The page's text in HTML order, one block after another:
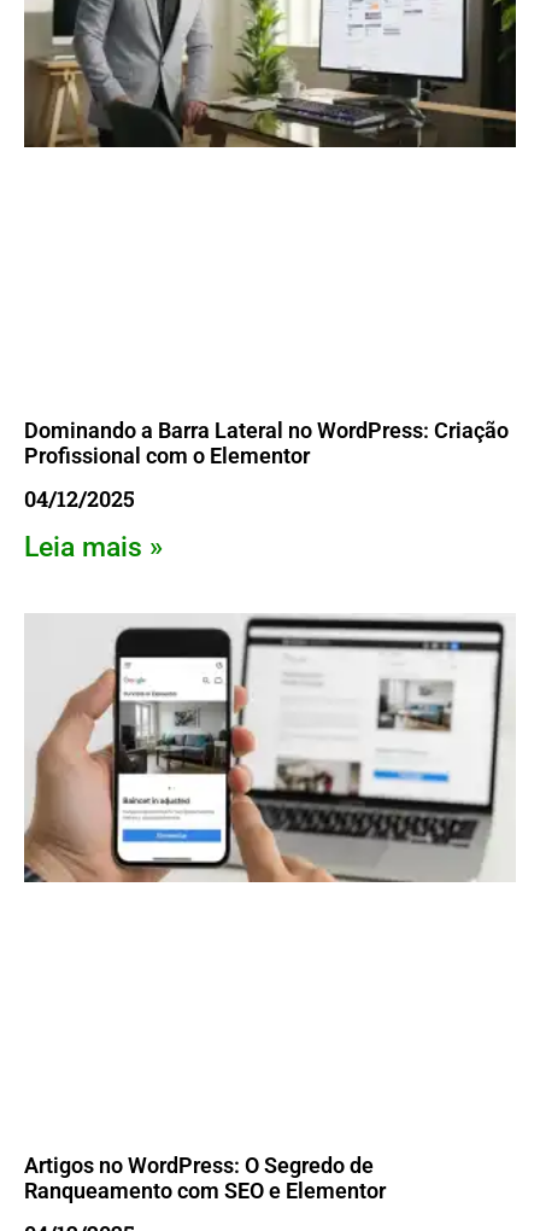
Dominando a Barra Lateral no WordPress: Criação
Profissional com o Elementor
04/12/2025
Leia mais »
Artigos no WordPress: O Segredo de
Ranqueamento com SEO e Elementor